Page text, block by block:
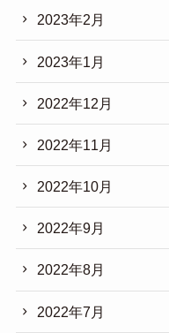
2023年2月
2023年1月
2022年12月
2022年11月
2022年10月
2022年9月
2022年8月
2022年7月